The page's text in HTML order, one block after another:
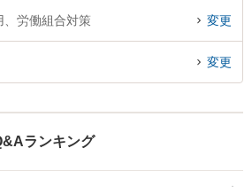
、労働組合対策 変更
変更
ランキング